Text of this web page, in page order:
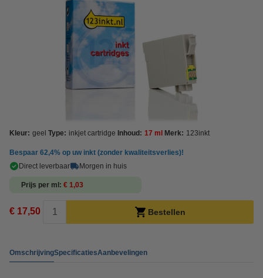
Kleur: geel Type: inkjet cartridge Inhoud: 17 ml Merk: 123inkt
Bespaar 62,4% op uw inkt (zonder kwaliteitsverlies)!
Direct leverbaar
Morgen in huis
Prijs per ml € 1,03
€ 17,50 Bestellen
OmschrijvingSpecificatiesAanbevelingen